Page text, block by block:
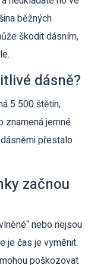
běžných
škodit dásním,
dásně?
5 500 štětin,
znamená jemné
přestalo
začnou
nebo nejsou
je čas je vyměnit.
poškozovat